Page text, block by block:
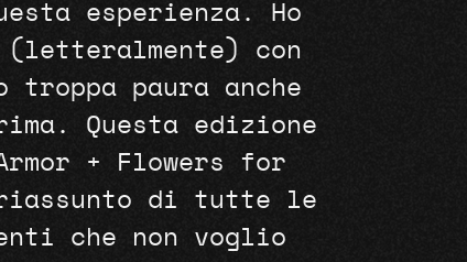
esperienza. Ho
con
troppa paura anche
Questa edizione
+ Flowers for
riassunto di tutte le
che non voglio